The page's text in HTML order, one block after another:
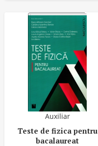
Auxiliar
Teste de fizica pentru
bacalaureat